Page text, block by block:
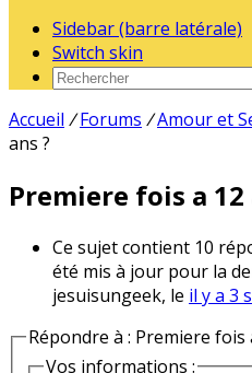
Sidebar (barre latérale)
Switch skin
Accueil / Forums /Amour et
ans ?
Premiere fois a 12
Ce sujet contient 10
été mis à jour pour la
jesuisungeek, le il y a 3
Répondre à : Premiere fois
Vos informations :